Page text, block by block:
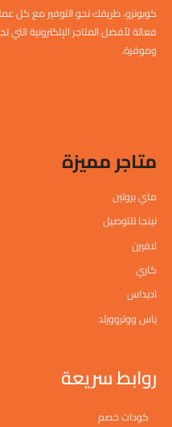
كوبونزو، طريقك نحو التوفير مع كل
فعالة لأفضل المتاجر الإلكترونية
وموفرة.
متاجر مميزة
ماي بروتين
نينجا للتوصيل
لافيرن
كاري
اديداس
ياس ووتروورلد
روابط سريعة
كودات خصم